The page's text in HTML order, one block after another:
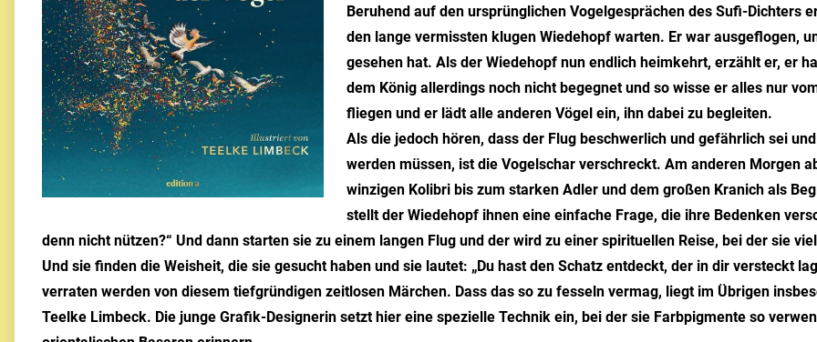
Beruhend auf den ursprünglichen Vogelgesprächen des Sufi-Dichters
den lange vermissten klugen Wiedehopf warten. Er war ausgeflogen,
gesehen hat. Als der Wiedehopf nun endlich heimkehrt, erzählt er, er
dem König allerdings noch nicht begegnet und so wisse er alles nur
fliegen und er lädt alle anderen Vögel ein, ihn dabei zu begleiten.
Als die jedoch hören, dass der Flug beschwerlich und gefährlich sei
werden müssen, ist die Vogelschar verschreckt. Am anderen Morgen
winzigen Kolibri bis zum starken Adler und dem großen Kranich als
stellt der Wiedehopf ihnen eine einfache Frage, die ihre Bedenken
denn nicht nützen?“ Und dann starten sie zu einem langen Flug und der wird zu einer spirituellen Reise, bei der sie
Und sie finden die Weisheit, die sie gesucht haben und sie lautet: „Du hast den Schatz entdeckt, der in dir versteckt
verraten werden von diesem tiefgründigen zeitlosen Märchen. Dass das so zu fesseln vermag, liegt im Übrigen
Teelke Limbeck. Die junge Grafik-Designerin setzt hier eine spezielle Technik ein, bei der sie Farbpigmente so